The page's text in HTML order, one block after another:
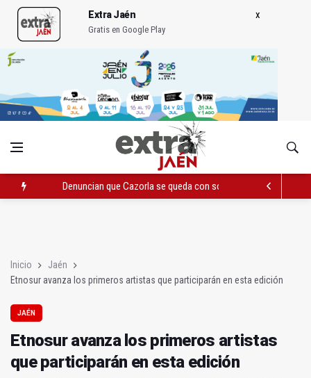
Extra Jaén
Gratis en Google Play
Denuncian que Cazorla se queda con solo dos bomberos por
Inicio
Jaén
Etnosur avanza los primeros artistas que participarán en esta edición
JAÉN
Etnosur avanza los primeros artistas
que participarán en esta edición